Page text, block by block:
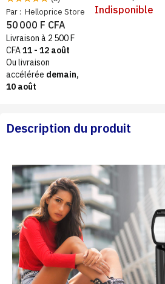
S, Diffuseur de
lumière
Par : Helloprice Store
50 000 F CFA
Livraison à 2 500 F
CFA11 - 12 août
Ou livraison
accélérée demain,
10 août
déclencheur
Indisponible
Description du produit